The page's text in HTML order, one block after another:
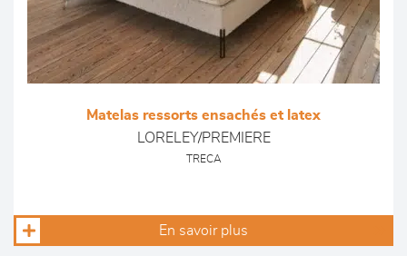
Matelas ressorts ensachés et latex
LORELEY/PREMIERE
TRECA
En savoir plus